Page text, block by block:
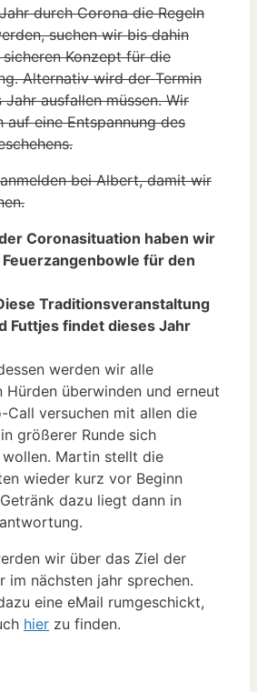
durch Corona die Regeln
suchen wir bis dahin
Konzept für die
Alternativ wird der Termin
Jahr ausfallen müssen. Wir
auf eine Entspannung des
bei Albert, damit wir
Coronasituation haben wir
für den
Traditionsveranstaltung
Futtjes findet dieses Jahr
werden wir alle
Hürden überwinden und erneut
Call versuchen mit allen die
größerer Runde sich
Martin stellt die
wieder kurz vor Beginn
dazu liegt dann in
wir über das Ziel der
im nächsten jahr sprechen.
eine eMail rumgeschickt,
hier zu finden.